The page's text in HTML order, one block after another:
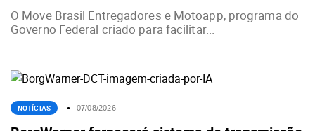
O Move Brasil Entregadores e Motoapp, programa do
Governo Federal criado para facilitar...
NOTÍCIAS 07/08/2026